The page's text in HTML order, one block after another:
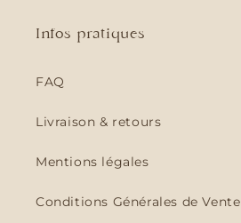
Infos pratiques
FAQ
Livraison & retours
Mentions légales
Conditions Générales de Vente